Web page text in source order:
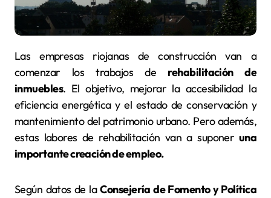
Las empresas riojanas de construcción van a
comenzar los trabajos de rehabilitación de
inmuebles. El objetivo, mejorar la accesibilidad la
eficiencia energética y el estado de conservación y
mantenimiento del patrimonio urbano. Pero además,
estas labores de rehabilitación van a suponer una
importante creación de empleo.
Según datos de laConsejería de Fomento y Política